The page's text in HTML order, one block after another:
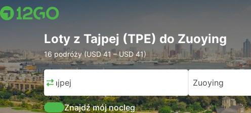
Loty z Tajpej (TPE) do Zuoying
16 podróży (USD 41 – USD 41)
Tajpej Zuoying
Znajdź mój nocleg